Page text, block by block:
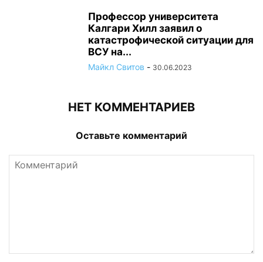
Профессор университета
Калгари Хилл заявил о
катастрофической ситуации для
ВСУ на...
Майкл Свитов - 30.06.2023
НЕТ КОММЕНТАРИЕВ
Оставьте комментарий